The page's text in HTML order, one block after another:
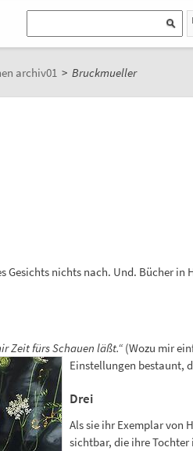
archiv01 > Bruckmueller
Gesichts nichts nach. Und. Bücher
Zeit fürs Schauen läßt.“(Wozu mir
Einstellungen bestaunt,
Drei
Als sie ihr Exemplar von
sichtbar, die ihre